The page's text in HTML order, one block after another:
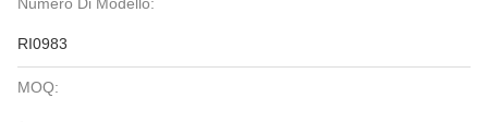
RI0983
MOQ: